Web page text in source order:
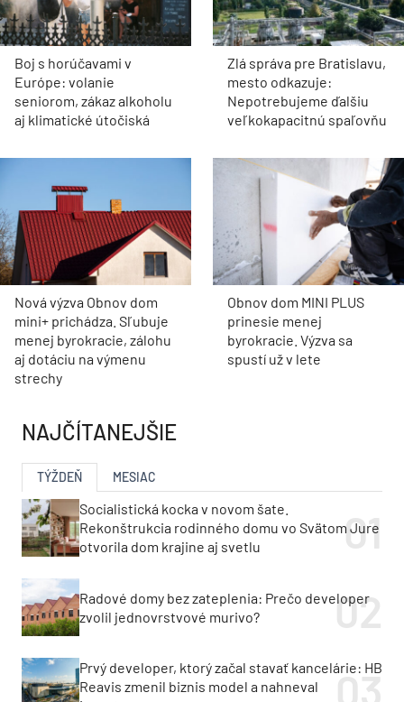
Boj s horúčavami v
Európe: volanie
seniorom, zákaz alkoholu
aj klimatické útočiská
Zlá správa pre Bratislavu,
mesto odkazuje:
Nepotrebujeme ďalšiu
veľkokapacitnú spaľovňu
Nová výzva Obnov dom
mini+ prichádza. Sľubuje
menej byrokracie, zálohu
aj dotáciu na výmenu
strechy
Obnov dom MINI PLUS
prinesie menej
byrokracie. Výzva sa
spustí už v lete
NAJČÍTANEJŠIE
TÝŽDEŇ MESIAC
Socialistická kocka v novom šate.
Rekonštrukcia rodinného domu vo Svätom Jure
otvorila dom krajine aj svetlu
Radové domy bez zateplenia: Prečo developer
zvolil jednovrstvové murivo?
Prvý developer, ktorý začal stavať kancelárie: HB
Reavis zmenil biznis model a nahneval